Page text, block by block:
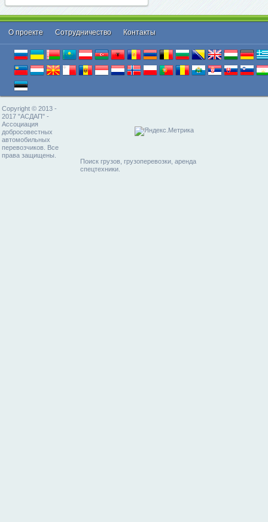
О проекте Cотрудничество Контакты
Copyright © 2013 -
2017 "АСДАП" -
Ассоциация
добросовестных
автомобильных
перевозчиков. Все
права защищены.
Поиск грузов, грузоперевозки, аренда
спецтехники.